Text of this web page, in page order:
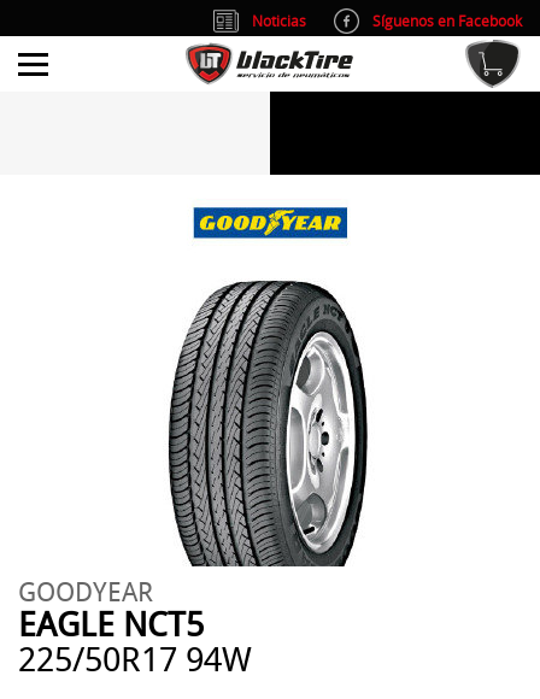
GOODYEAR
EAGLE NCT5
225/50R17 94W
Noticias
Síguenos en Facebook
info@blacktire.es
Atención al cliente: L/V 9:00-14:00 y 15:00-19:00